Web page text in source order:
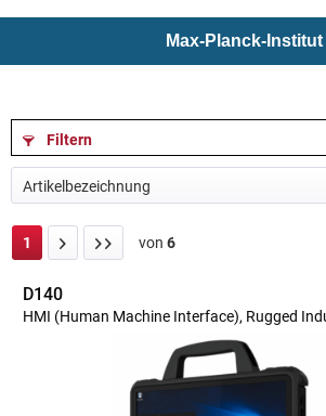
Max-Planck-Institut
Filtern
1 von 6
D140
HMI (Human Machine Interface), Rugged